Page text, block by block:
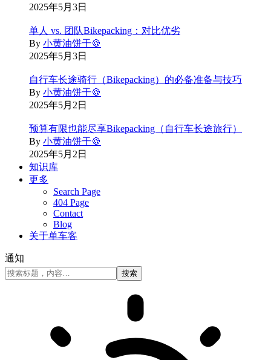
2025年5月3日
单人 vs. 团队Bikepacking：对比优劣
By 小黄油饼干🍪
2025年5月3日
自行车长途骑行（Bikepacking）的必备准备与技巧
By 小黄油饼干🍪
2025年5月2日
预算有限也能尽享Bikepacking（自行车长途旅行）
By 小黄油饼干🍪
2025年5月2日
知识库
更多
Search Page
404 Page
Contact
Blog
关于单车客
通知